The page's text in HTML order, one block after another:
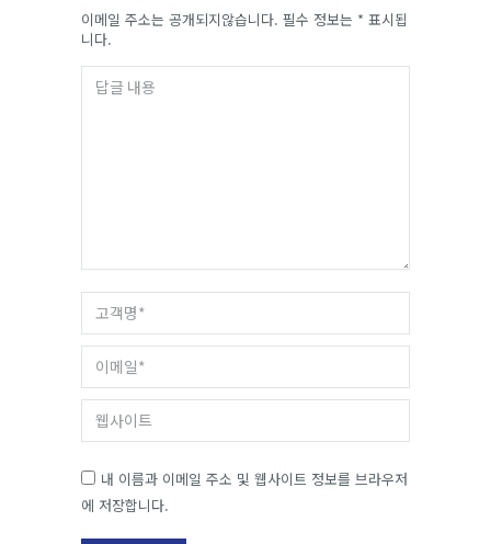
이메일 주소는 공개되지않습니다. 필수 정보는 * 표시됩
니다.
답글 내용
고객명 *
이메일 *
웹사이트
내 이름과 이메일 주소 및 웹사이트 정보를 브라우저
에 저장합니다.